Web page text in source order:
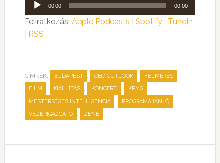
lejátszó
00:00 00:00
Feliratkozás: Apple Podcasts Spotify| TuneIn
RSS
CÍMKÉK: BUDAPEST , CEO OUTLOOK , FELMÉRÉS ,
FILM , KIÁLLÍTÁS , KONCERT , KPMG ,
MESTERSÉGES INTELLIGENCIA , PROGRAMAJÁNLÓ ,
VEZÉRIGAZGATÓ , ZENE